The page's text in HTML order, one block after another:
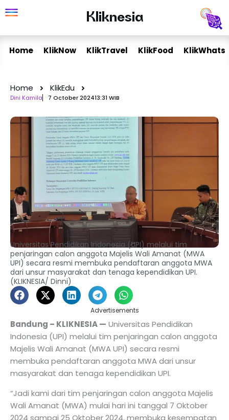
to
Kliknesia
Kliknesia
Home KlikNow KlikTravel KlikFood KlikWhats
Home KlikEdu
Dini Kamila 7 October 202413:31 WIB
Universitas Pendidikan Indonesia (UPI) melalui tim
penjaringan calon anggota Majelis Wali Amanat (MWA
UPI) secara resmi membuka pendaftaran anggota MWA
dari unsur masyarakat dan tenaga kependidikan UPI.
(KLIKNESIA/ Dinni)
Advertisements
Bandung – KLIKNESIA — Universitas Pendidikan
Indonesia (UPI) melalui tim penjaringan calon anggota
Majelis Wali Amanat (MWA UPI) secara resmi
membuka pendaftaran anggota MWA dari unsur
masyarakat dan tenaga kependidikan UPI.
“Jadi kami dari tim penjaringan calon anggota Majelis
Wali Amanat (MWA) mulai hari ini tanggal 7 Oktober